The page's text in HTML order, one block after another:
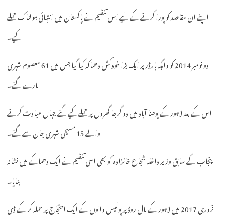
اپنے ان مقاصد کو پورا کرنے کے لیے اس تنظیم نے پاکستان میں انتہائی ہولناک حملے
کیے۔
دو نومبر 2014 کو واہگہ بارڈر پر ایک بڑا خودکش دھماکہ کیا گیا جس میں 61 معصوم شہری
مارے گئے۔
اس کے بعد لاہور کے یوحنا آباد میں دو گرجا گھروں پر حملے کیے گئے جہاں عبادت کرنے
والے 15 مسیحی شہری جان سے گئے۔
پنجاب کے سابق وزیر داخلہ شجاع خانزادہ کو بھی اسی تنظیم نے ایک دھماکے میں نشانہ
بنایا۔
فروری 2017 میں لاہور کے مال روڈ پر پولیس والوں کے ایک احتجاج پر حملہ کر کے ڈی